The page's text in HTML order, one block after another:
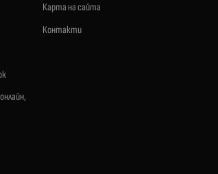
Карта на сайта
Контакти